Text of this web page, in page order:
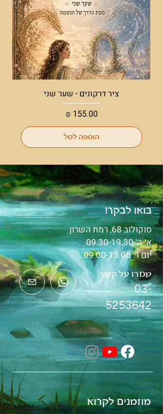
ציר דרקונים - שער שני
מחיר
הוספה לסל
בואו לבקר!
סוקולוב 68, רמת השרון
א'-ה'09.30-19.30
יום ו':09.00-15.00
שמרו על קשר
03-
5253642
מוזמנים לקרוא